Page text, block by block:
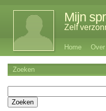
Mijn
Zelf
Home
Zoeken